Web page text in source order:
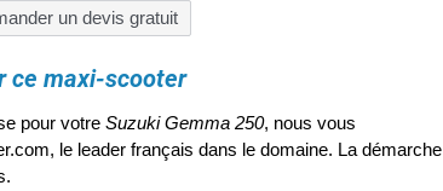
un devis gratuit
ce maxi-scooter
pour votre Suzuki Gemma 250, nous vous
le leader français dans le domaine. La démarche